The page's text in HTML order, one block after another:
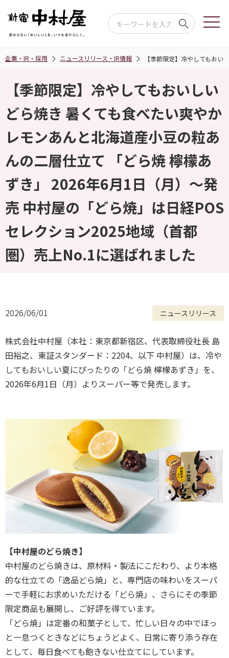
企業・IR・採用 ニュースリリース・IR情報 【季節限定】冷やしてもお
【季節限定】冷やしてもおいしい
どら焼き 暑くても食べたい爽やか
レモンあんと北海道産小豆の粒あ
んの二層仕⽴て 「どら焼 檸檬あ
ずき」 2026年6月1日（月）～発
売 中村屋の「どら焼」は日経POS
セレクション2025地域（首都
圏）売上No.1に選ばれました
2026/06/01 ニュースリリース
株式会社中村屋（本社：東京都新宿区、代表取締役社長 島
田裕之、東証スタンダード：2204、以下 中村屋）は、冷や
してもおいしい夏にぴったりの「どら焼 檸檬あずき」を、
2026年6月1日（月）よりスーパー等で発売します。
【中村屋のどら焼き】
中村屋のどら焼きは、原材料・製法にこだわり、より本格
的な仕⽴ての「逸品どら焼」と、専⾨店の味わいをスーパ
ーで⼿軽にお求めいただける「どら焼」、さらにその季節
限定商品も展開し、ご好評を得ています。
「どら焼」は定番の和菓子として、忙しい日々の中でほっ
と一息つくときなどにちょうどよく、日常に寄り添う存在
として、毎日食べても飽きない仕⽴てにしています。